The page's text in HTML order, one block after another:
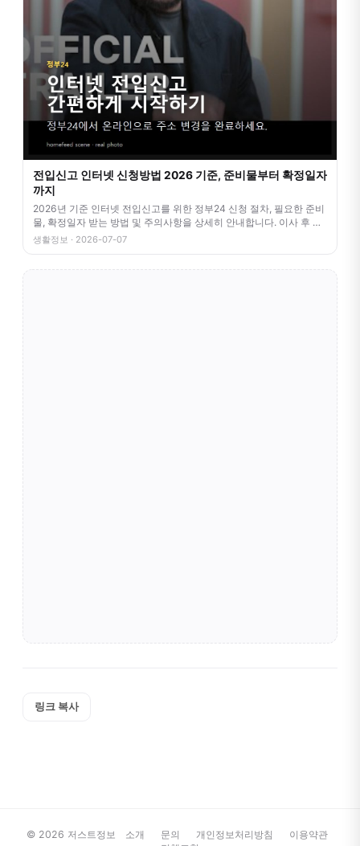
전입신고 인터넷 신청방법 2026 기준, 준비물부터 확정일자
까지
2026년 기준 인터넷 전입신고를 위한 정부24 신청 절차, 필요한 준비
물, 확정일자 받는 방법 및 주의사항을 상세히 안내합니다. 이사 후 번
거
생활정보 · 2026-07-07
링크 복사
© 2026 저스트정보 소개 문의 개인정보처리방침
이용약관